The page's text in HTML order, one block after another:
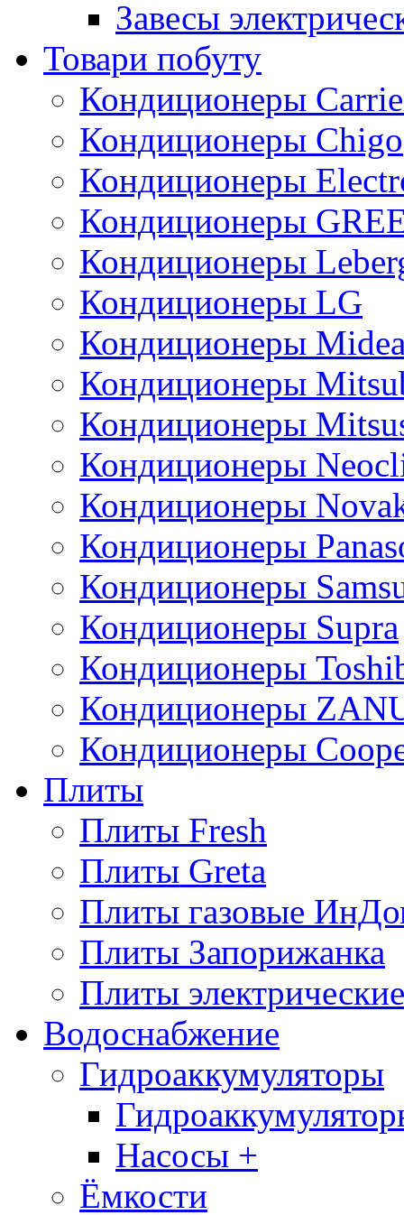
Завесы
Товари побуту
Кондиционеры
Кондиционеры Chigo
Кондиционеры
Кондиционеры
Кондиционеры
Кондиционеры LG
Кондиционеры
Кондиционеры
Кондиционеры
Кондиционеры
Кондиционеры
Кондиционеры
Кондиционеры
Кондиционеры Supra
Кондиционеры
Кондиционеры
Кондиционеры
Плиты
Плиты Fresh
Плиты Greta
Плиты газовые
Плиты Запорижанка
Плиты
Водоснабжение
Гидроаккумуляторы
Насосы +
Ёмкости